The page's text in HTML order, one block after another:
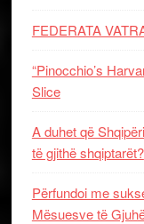
FEDERATA
“Pinocchio’s
Slice
A duhet që
të gjithë shqiptarët?
Përfundoi me
Mësuesve të